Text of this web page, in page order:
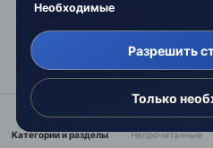
Парадокс
Беспредельное
герой остаётся
Категории и разделы Непрочитанные
Необходимые
Разрешить
Только